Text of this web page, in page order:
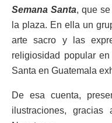
Semana Santa, que
la plaza. En ella un
arte sacro y las
religiosidad popular
Santa en Guatemala
De esa cuenta,
ilustraciones,